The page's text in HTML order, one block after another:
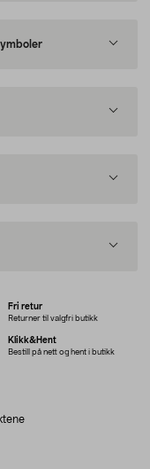
Fri retur
Returner til valgfri butikk
Klikk&Hent
Bestill på nett og hent i butikk